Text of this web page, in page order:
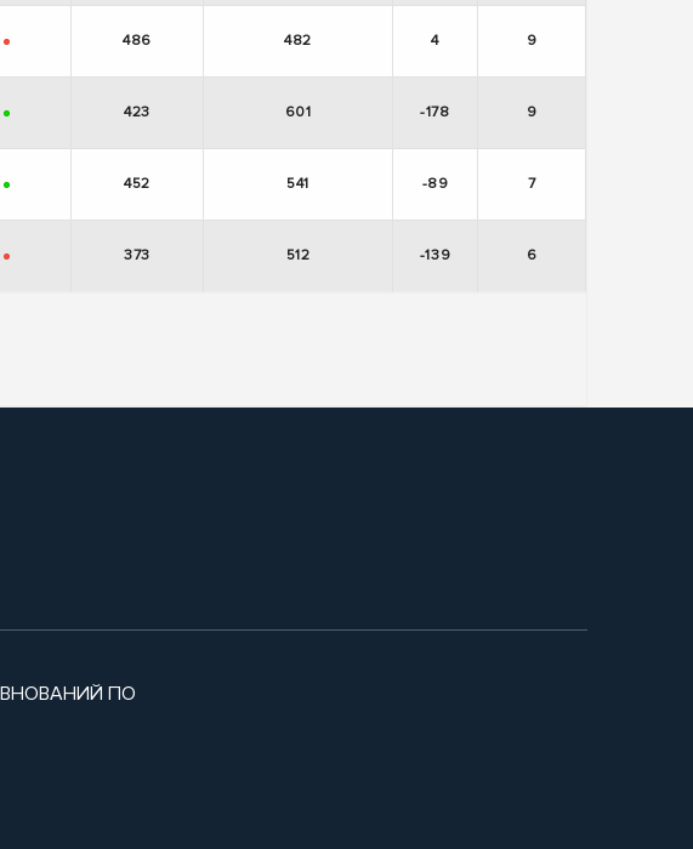
- 486 482 4 9
+ 423 601 -178 9
+ 452 541 -89 7
- 373 512 -139 6
ПО